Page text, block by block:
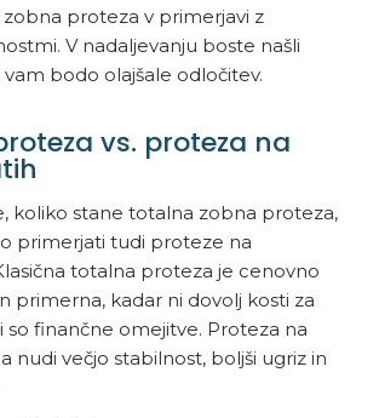
proteza v primerjavi z
V nadaljevanju boste našli
bodo olajšale odločitev.
vs. proteza na
koliko stane totalna zobna proteza,
primerjati tudi proteze na
totalna proteza je cenovno
primerna, kadar ni dovolj kosti za
finančne omejitve. Proteza na
nudi večjo stabilnost, boljši ugriz in